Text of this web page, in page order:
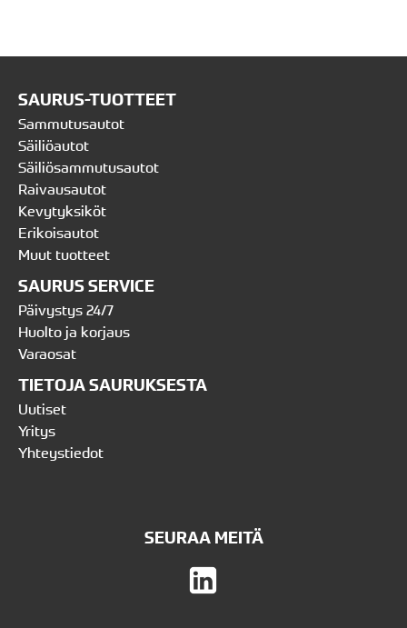
SAURUS-TUOTTEET
Sammutusautot
Säiliöautot
Säiliösammutusautot
Raivausautot
Kevytyksiköt
Erikoisautot
Muut tuotteet
SAURUS SERVICE
Päivystys 24/7
Huolto ja korjaus
Varaosat
TIETOJA SAURUKSESTA
Uutiset
Yritys
Yhteystiedot
SEURAA MEITÄ